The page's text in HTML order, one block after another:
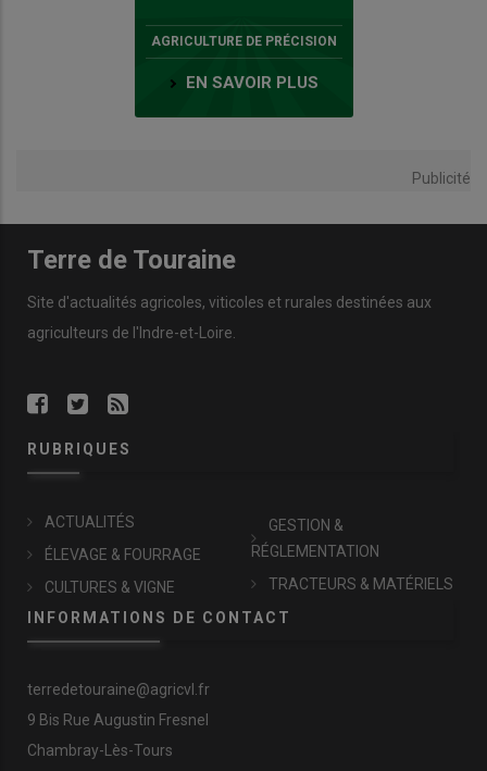
AGRICULTURE DE PRÉCISION
EN SAVOIR PLUS
Publicité
Terre de Touraine
Site d'actualités agricoles, viticoles et rurales destinées aux
agriculteurs de l'Indre-et-Loire.
RUBRIQUES
ACTUALITÉS
ÉLEVAGE & FOURRAGE
CULTURES & VIGNE
GESTION &
RÉGLEMENTATION
TRACTEURS & MATÉRIELS
INFORMATIONS DE CONTACT
terredetouraine@agricvl.fr
9 Bis Rue Augustin Fresnel
Chambray-Lès-Tours